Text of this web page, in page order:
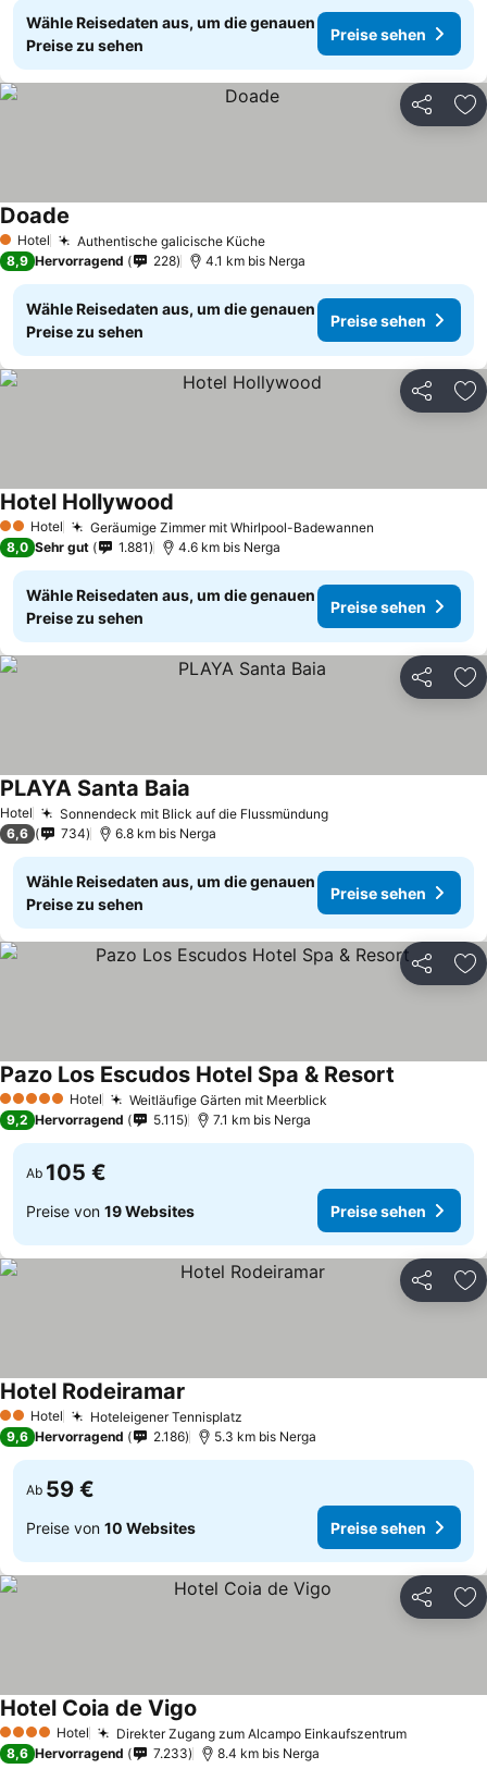
Wähle Reisedaten aus, um die genauen
Preise zu sehen
Preise sehen
Teilen
1 Sterne
Hotel Authentische galicische Küche
Doade
8,9 Hervorragend 228 4.1 km bis Nerga
Wähle Reisedaten aus, um die genauen
Preise zu sehen
Preise sehen
Teilen
2 Sterne
Hotel Geräumige Zimmer mit Whirlpool-Badewannen
Hotel Hollywood
8,0 Sehr gut 1.881 4.6 km bis Nerga
Wähle Reisedaten aus, um die genauen
Preise zu sehen
Preise sehen
Teilen
Hotel Sonnendeck mit Blick auf die Flussmündung
PLAYA Santa Baia
6,6 734 6.8 km bis Nerga
Wähle Reisedaten aus, um die genauen
Preise zu sehen
Preise sehen
Teilen
5 Sterne Hotel Weitläufige Gärten mit Meerblick
Pazo Los Escudos Hotel Spa & Resort
9,2 Hervorragend 5.115 7.1 km bis Nerga
Ab 105 €
Preise von 19 Websites Preise sehen
Teilen
2 Sterne
Hotel Hoteleigener Tennisplatz
Hotel Rodeiramar
9,6 Hervorragend 2.186 5.3 km bis Nerga
Ab 59 €
Preise von 10 Websites Preise sehen
Teilen
4 Sterne Hotel Direkter Zugang zum Alcampo Einkaufszentrum
Hotel Coia de Vigo
8,6 Hervorragend 7.233 8.4 km bis Nerga